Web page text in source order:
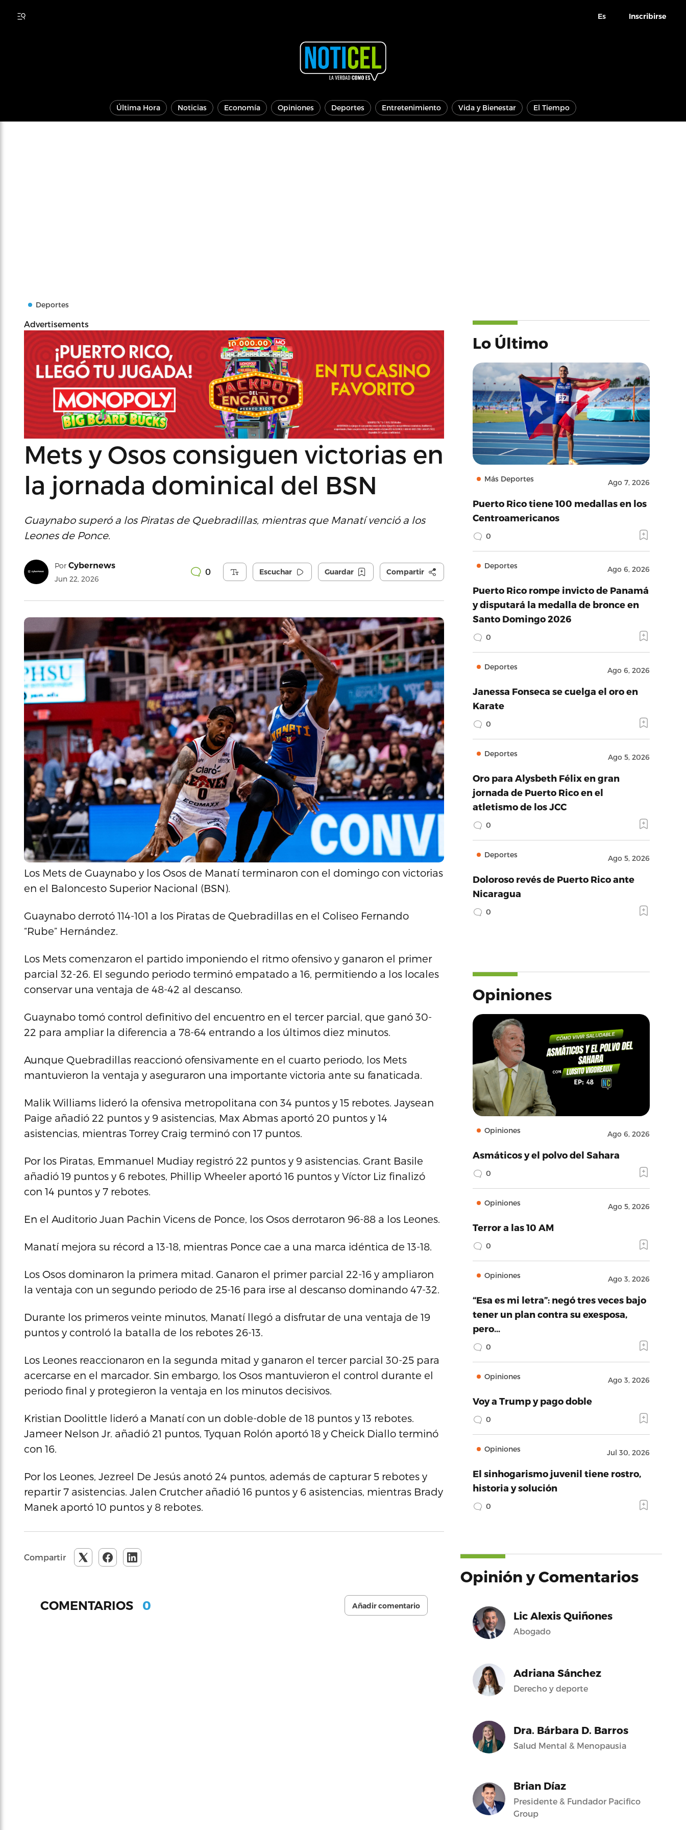
Es Inscribirse
Última Hora Noticias Economía Opiniones Deportes Entretenimiento Vida y Bienestar El Tiempo
Deportes
Advertisements
Mets y Osos consiguen victorias en
la jornada dominical del BSN
Guaynabo superó a los Piratas de Quebradillas, mientras que Manatí venció a los
Leones de Ponce.
Por Cybernews
Jun 22, 2026
0 Escuchar Guardar Compartir
Los Mets de Guaynabo y los Osos de Manatí terminaron con el domingo con victorias
en el Baloncesto Superior Nacional (BSN).
Guaynabo derrotó 114-101 a los Piratas de Quebradillas en el Coliseo Fernando
“Rube” Hernández.
Los Mets comenzaron el partido imponiendo el ritmo ofensivo y ganaron el primer
parcial 32-26. El segundo periodo terminó empatado a 16, permitiendo a los locales
conservar una ventaja de 48-42 al descanso.
Guaynabo tomó control definitivo del encuentro en el tercer parcial, que ganó 30-
22 para ampliar la diferencia a 78-64 entrando a los últimos diez minutos.
Aunque Quebradillas reaccionó ofensivamente en el cuarto periodo, los Mets
mantuvieron la ventaja y aseguraron una importante victoria ante su fanaticada.
Malik Williams lideró la ofensiva metropolitana con 34 puntos y 15 rebotes. Jaysean
Paige añadió 22 puntos y 9 asistencias, Max Abmas aportó 20 puntos y 14
asistencias, mientras Torrey Craig terminó con 17 puntos.
Por los Piratas, Emmanuel Mudiay registró 22 puntos y 9 asistencias. Grant Basile
añadió 19 puntos y 6 rebotes, Phillip Wheeler aportó 16 puntos y Víctor Liz finalizó
con 14 puntos y 7 rebotes.
En el Auditorio Juan Pachin Vicens de Ponce, los Osos derrotaron 96-88 a los Leones.
Manatí mejora su récord a 13-18, mientras Ponce cae a una marca idéntica de 13-18.
Los Osos dominaron la primera mitad. Ganaron el primer parcial 22-16 y ampliaron
la ventaja con un segundo periodo de 25-16 para irse al descanso dominando 47-32.
Durante los primeros veinte minutos, Manatí llegó a disfrutar de una ventaja de 19
puntos y controló la batalla de los rebotes 26-13.
Los Leones reaccionaron en la segunda mitad y ganaron el tercer parcial 30-25 para
acercarse en el marcador. Sin embargo, los Osos mantuvieron el control durante el
periodo final y protegieron la ventaja en los minutos decisivos.
Kristian Doolittle lideró a Manatí con un doble-doble de 18 puntos y 13 rebotes.
Jameer Nelson Jr. añadió 21 puntos, Tyquan Rolón aportó 18 y Cheick Diallo terminó
con 16.
Por los Leones, Jezreel De Jesús anotó 24 puntos, además de capturar 5 rebotes y
repartir 7 asistencias. Jalen Crutcher añadió 16 puntos y 6 asistencias, mientras Brady
Manek aportó 10 puntos y 8 rebotes.
Compartir
COMENTARIOS 0 Añadir comentario
Lo Último
Más Deportes Ago 7, 2026
Puerto Rico tiene 100 medallas en los
Centroamericanos
0
Deportes Ago 6, 2026
Puerto Rico rompe invicto de Panamá
y disputará la medalla de bronce en
Santo Domingo 2026
0
Deportes Ago 6, 2026
Janessa Fonseca se cuelga el oro en
Karate
0
Deportes Ago 5, 2026
Oro para Alysbeth Félix en gran
jornada de Puerto Rico en el
atletismo de los JCC
0
Deportes Ago 5, 2026
Doloroso revés de Puerto Rico ante
Nicaragua
0
Opiniones
Opiniones Ago 6, 2026
Asmáticos y el polvo del Sahara
0
Opiniones Ago 5, 2026
Terror a las 10 AM
0
Opiniones Ago 3, 2026
“Esa es mi letra”: negó tres veces bajo
tener un plan contra su exesposa,
pero…
0
Opiniones Ago 3, 2026
Voy a Trump y pago doble
0
Opiniones Jul 30, 2026
El sinhogarismo juvenil tiene rostro,
historia y solución
0
Opinión y Comentarios
Lic Alexis Quiñones
Abogado
Adriana Sánchez
Derecho y deporte
Dra. Bárbara D. Barros
Salud Mental & Menopausia
Brian Díaz
Presidente & Fundador Pacifico
Group